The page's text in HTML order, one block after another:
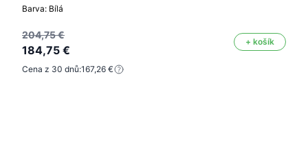
Barva: Bílá
204,75 €
184,75 €
+ košík
Cena z 30 dnů:167,26 €